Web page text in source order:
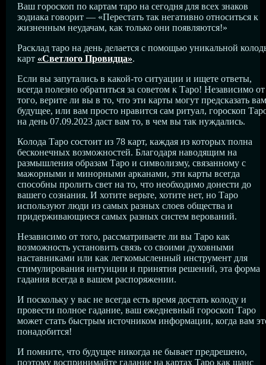
Ваш гороскоп по картам таро на сегодня для всех знаков
зодиака говорит — «Перестать так негативно относиться к
жизненным неудачам, как только они появляются!»
Расклад таро на день делается с помощью уникальной
карт «Светлого Провидца».
Если вы запутались в какой-то ситуации и ищете ответы,
всегда полезно обратиться за советом к Таро! Независимо от
того, верите ли вы в то, что эти карты могут предсказать вам
будущее, или вам просто нравится сам ритуал, гороскоп
на день 07.09.2023 даст вам то, в чем вы так нуждались.
Колода Таро состоит из 78 карт, каждая из которых полна
бесконечных возможностей. Благодаря наводящим на
размышления образам Таро и символизму, связанному с
мажорными и минорными арканами, эти карты всегда
способны пролить свет на то, что необходимо донести до
вашего сознания. И хотите верьте, хотите нет, но Таро
используют люди из самых разных слоев общества и
придерживающиеся самых разных систем верований.
Независимо от того, рассматриваете ли вы Таро как
возможность установить связь со своими духовными
наставниками или как легкомысленный инструмент для
стимулирования интуиции и принятия решений, эта форма
гадания всегда в вашем распоряжении.
И поскольку у вас не всегда есть время достать колоду и
провести полное гадание, ваш ежедневный гороскоп Таро
может стать быстрым источником информации, когда вам
понадобится!
И помните, что будущее никогда не бывает предрешено,
поэтому воспринимайте гадание на картах Таро как шанс